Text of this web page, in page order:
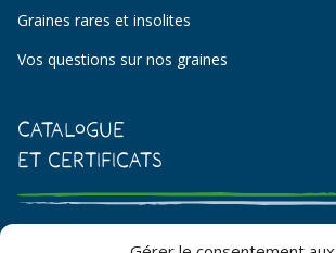
Graines rares et insolites
Vos questions sur nos graines
Catalogue
et certificats
Catalogue de graines et semences